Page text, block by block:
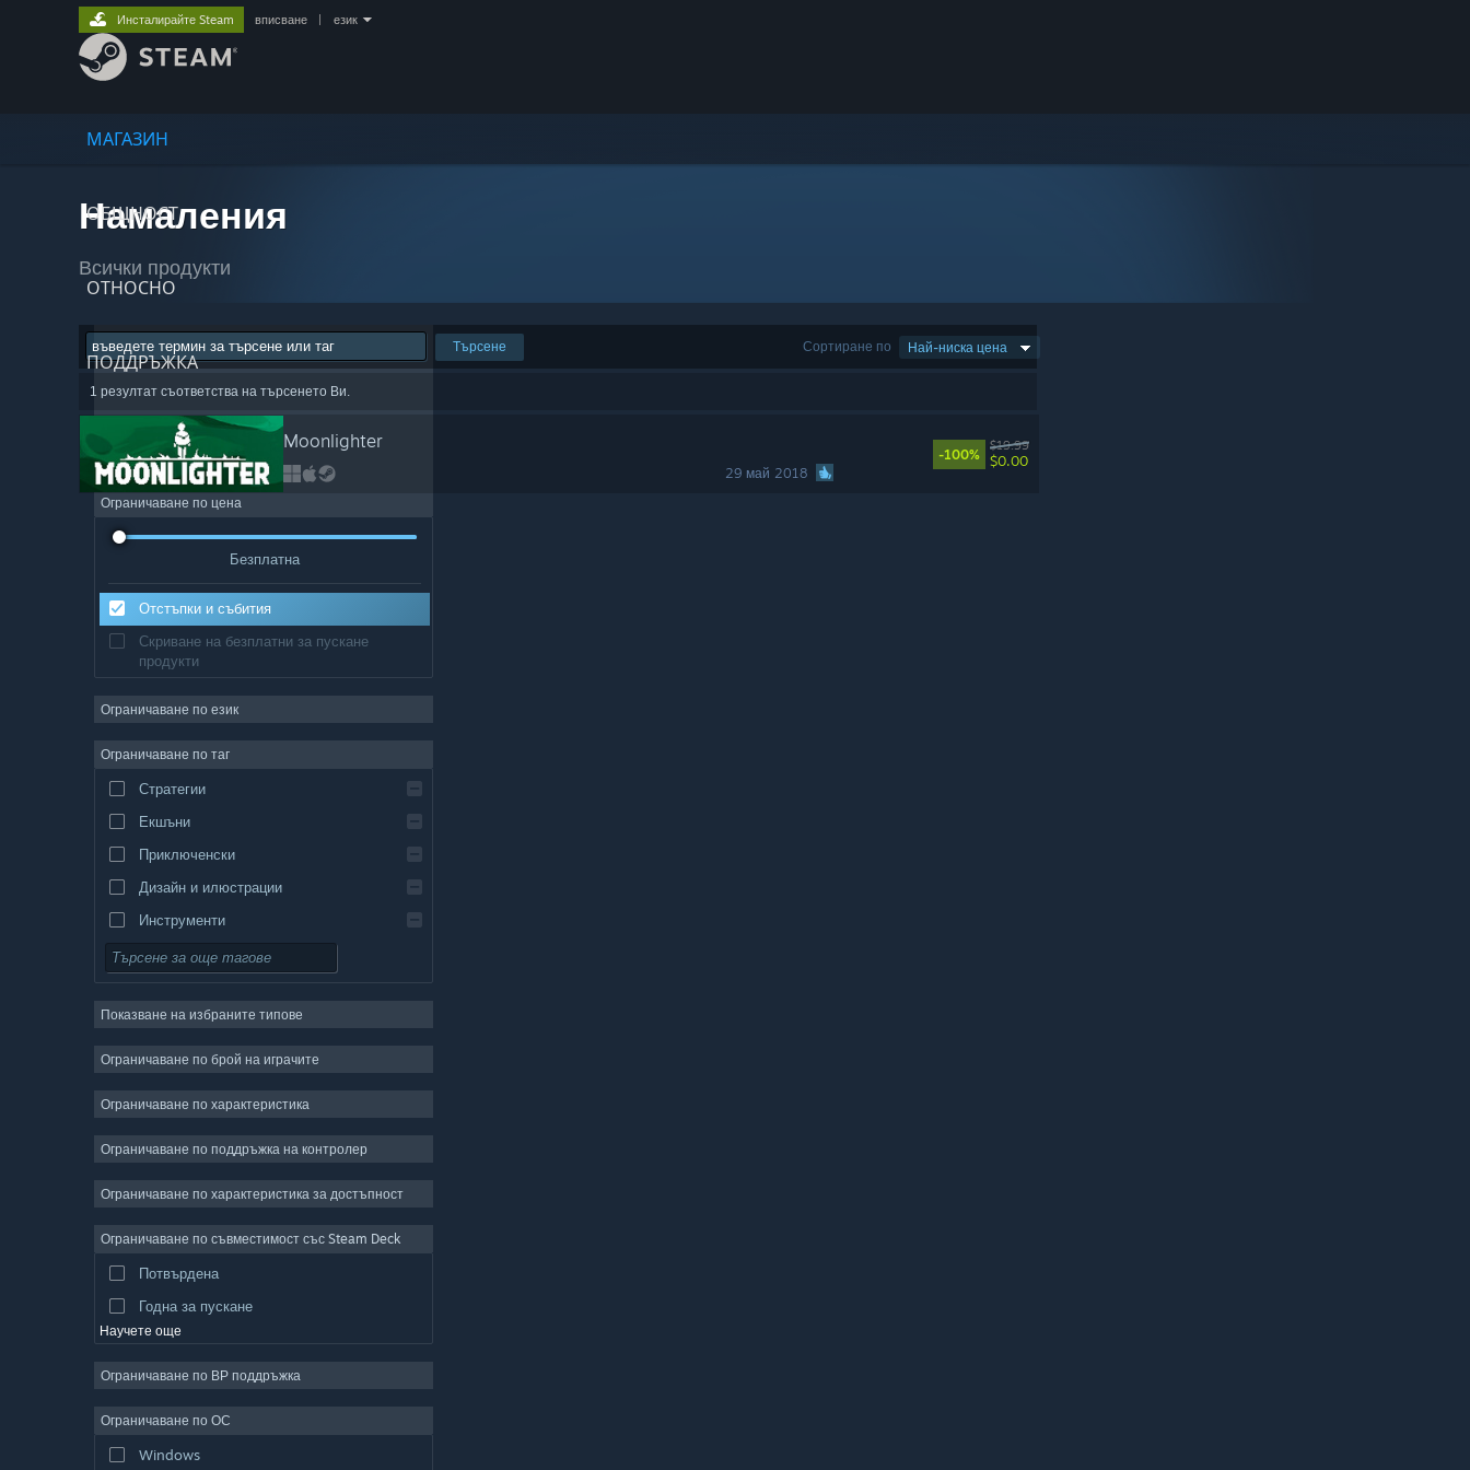
МАГАЗИН
ОБЩНОСТ
ОТНОСНО
ПОДДРЪЖКА
Инсталирайте Steam вписване език
Намаления
Всички продукти
Сортиране по Най-ниска цена
Търсене
1 резултат съответства на търсенето Ви.
Moonlighter
29 май 2018
-100%
$19.99
$0.00
Ограничаване по цена
Безплатна
Отстъпки и събития
Скриване на безплатни за пускане
продукти
Ограничаване по език
Ограничаване по таг
Стратегии
Екшъни
Приключенски
Дизайн и илюстрации
Инструменти
Безплатни за пускане
Масивни мрежови
Независими
Неангажиращи
Симулации
Видео продукция
Редактор на снимки
Показване на избраните типове
Ограничаване по брой на играчите
Ограничаване по характеристика
Ограничаване по поддръжка на контролер
Ограничаване по характеристика за достъпност
Ограничаване по съвместимост със Steam Deck
Потвърдена
Годна за пускане
Научете още
Ограничаване по ВР поддръжка
Ограничаване по ОС
Windows